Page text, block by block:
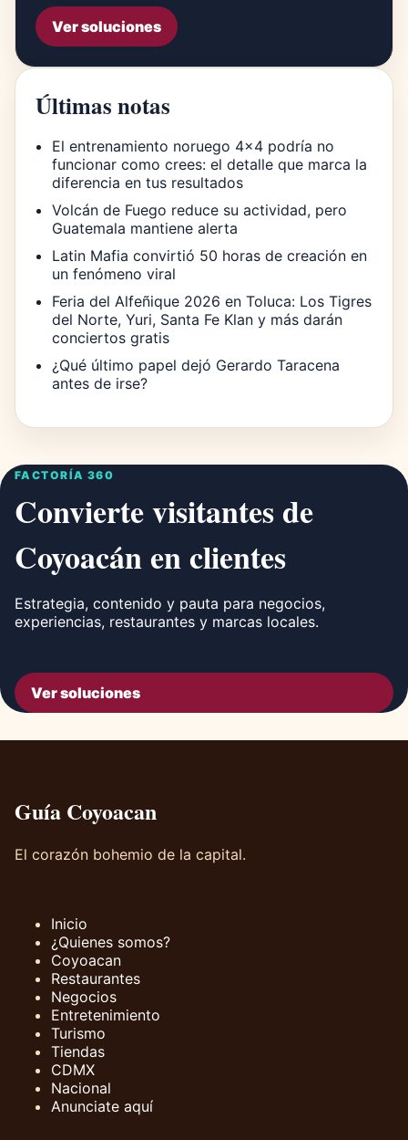
Ver soluciones
Últimas notas
El entrenamiento noruego 4×4 podría no
funcionar como crees: el detalle que marca la
diferencia en tus resultados
Volcán de Fuego reduce su actividad, pero
Guatemala mantiene alerta
Latin Mafia convirtió 50 horas de creación en
un fenómeno viral
Feria del Alfeñique 2026 en Toluca: Los Tigres
del Norte, Yuri, Santa Fe Klan y más darán
conciertos gratis
¿Qué último papel dejó Gerardo Taracena
antes de irse?
FACTORÍA 360
Convierte visitantes de
Coyoacán en clientes
Estrategia, contenido y pauta para negocios,
experiencias, restaurantes y marcas locales.
Ver soluciones
Guía Coyoacan
El corazón bohemio de la capital.
Inicio
¿Quienes somos?
Coyoacan
Restaurantes
Negocios
Entretenimiento
Turismo
Tiendas
CDMX
Nacional
Anunciate aquí